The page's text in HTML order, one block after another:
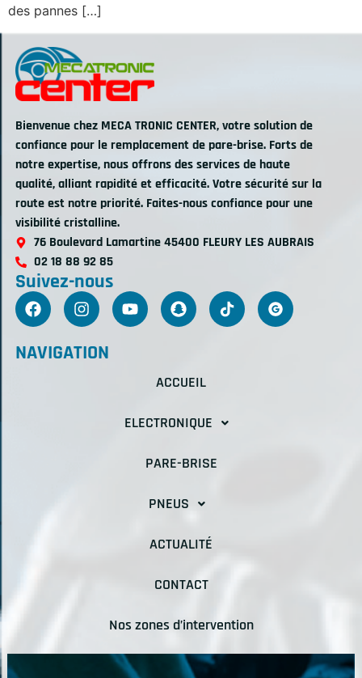
des pannes […]
Bienvenue chez MECA TRONIC CENTER, votre solution de
confiance pour le remplacement de pare-brise. Forts de
notre expertise, nous offrons des services de haute
qualité, alliant rapidité et efficacité. Votre sécurité sur la
route est notre priorité. Faites-nous confiance pour une
visibilité cristalline.
76 Boulevard Lamartine 45400 FLEURY LES AUBRAIS
02 18 88 92 85
Suivez-nous
NAVIGATION
ACCUEIL
ELECTRONIQUE
PARE-BRISE
PNEUS
ACTUALITÉ
CONTACT
Nos zones d’intervention